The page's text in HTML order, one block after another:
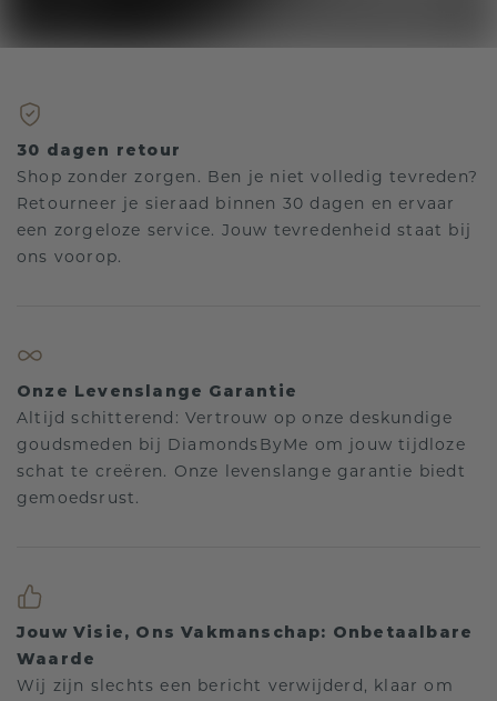
30 dagen retour
Shop zonder zorgen. Ben je niet volledig tevreden?
Retourneer je sieraad binnen 30 dagen en ervaar
een zorgeloze service. Jouw tevredenheid staat bij
ons voorop.
Onze Levenslange Garantie
Altijd schitterend: Vertrouw op onze deskundige
goudsmeden bij DiamondsByMe om jouw tijdloze
schat te creëren. Onze levenslange garantie biedt
gemoedsrust.
Jouw Visie, Ons Vakmanschap: Onbetaalbare
Waarde
Wij zijn slechts een bericht verwijderd, klaar om